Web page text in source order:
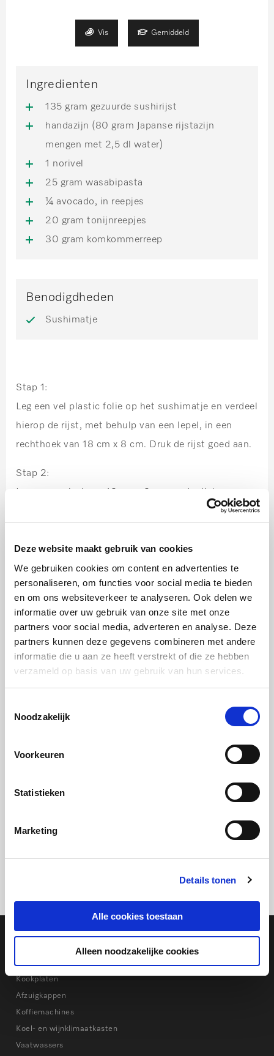
Deze website maakt gebruik van cookies
We gebruiken cookies om content en advertenties te
personaliseren, om functies voor social media te bieden
en om ons websiteverkeer te analyseren. Ook delen we
informatie over uw gebruik van onze site met onze
partners voor social media, adverteren en analyse. Deze
partners kunnen deze gegevens combineren met andere
informatie die u aan ze heeft verstrekt of die ze hebben
verzameld op basis van uw gebruik van hun services.
Noodzakelijk
Voorkeuren
Statistieken
Marketing
Details tonen
Alle cookies toestaan
Alleen noodzakelijke cookies
Vis Gemiddeld
Ingredienten
135 gram gezuurde sushirijst
handazijn (80 gram Japanse rijstazijn
mengen met 2,5 dl water)
1 norivel
25 gram wasabipasta
¼ avocado, in reepjes
20 gram tonijnreepjes
30 gram komkommerreep
Benodigdheden
Sushimatje
Stap 1:
Leg een vel plastic folie op het sushimatje en verdeel
hierop de rijst, met behulp van een lepel, in een
rechthoek van 18 cm x 8 cm. Druk de rijst goed aan.
Stap 2:
norivel, over de hele lengte. Leg hier de tonijn,
komkommer en de avocadoreepjes op.
Stap 4:
Rol de sushi strak op en duw hem in een vierkant
Rol de sushi door de furikake en snijd de rol in 8
Ook lekker
Deel dit artikel:
Kookplaten
Afzuigkappen
Koffiemachines
Koel- en wijnklimaatkasten
Vaatwassers